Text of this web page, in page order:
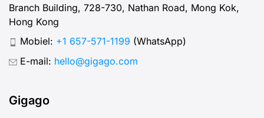
Branch Building, 728-730, Nathan Road, Mong Kok,
Hong Kong
Mobiel: +1 657-571-1199 (WhatsApp)
E-mail: hello@gigago.com
Gigago